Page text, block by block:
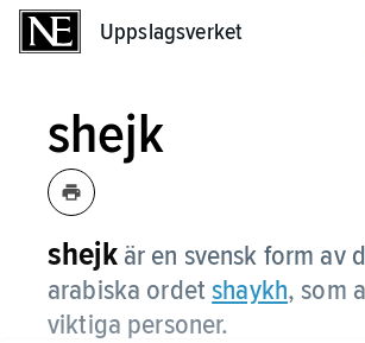
Uppslagsverket
shejk
shejk är en svensk form av
arabiska ordetshaykh, som
viktiga personer.